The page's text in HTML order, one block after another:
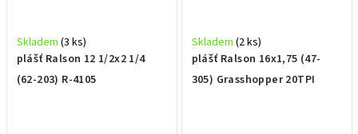
plášť Ralson 12 1/2x2 1/4
(62-203) R-4105
Skladem (3 ks)
plášť Ralson 16x1,75 (47-
305) Grasshopper 20TPI
Skladem (2 ks)